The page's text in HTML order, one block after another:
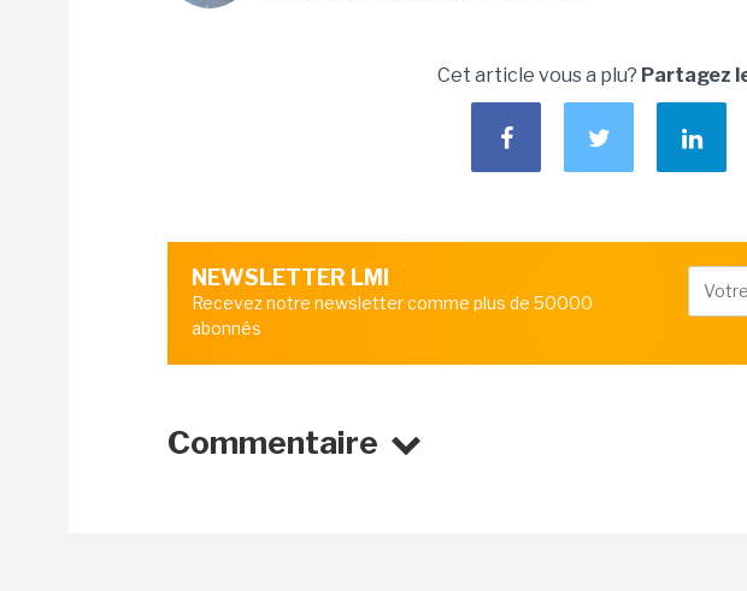
Cet article vous a plu? Partagez
NEWSLETTER LMI
Recevez notre newsletter comme plus de 50000
abonnés
Commentaire